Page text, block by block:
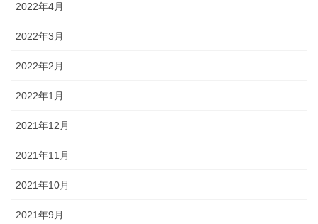
2022年4月
2022年3月
2022年2月
2022年1月
2021年12月
2021年11月
2021年10月
2021年9月